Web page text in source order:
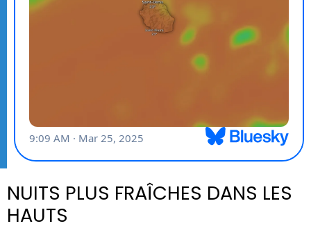
NUITS PLUS FRAÎCHES DANS LES
HAUTS